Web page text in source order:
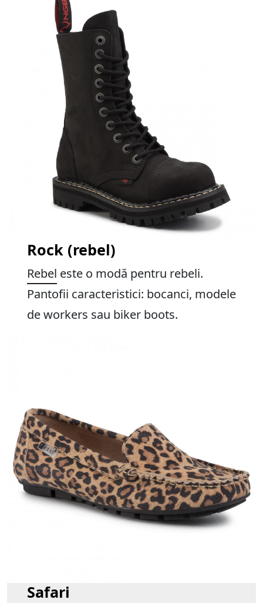
Rock (rebel)
Rebel este o modă pentru rebeli.
Pantofii caracteristici: bocanci, modele
de workers sau biker boots.
Safari